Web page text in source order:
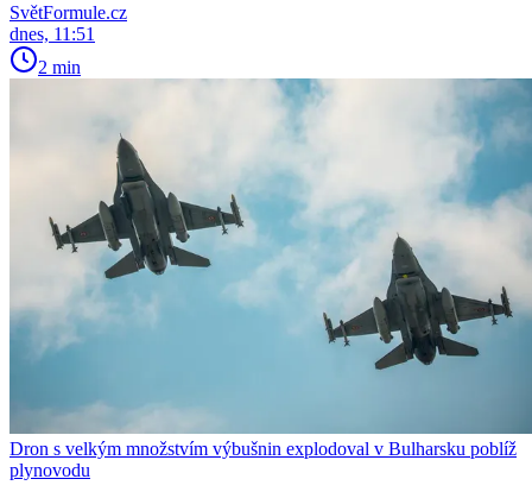
SvětFormule.cz
dnes, 11:51
2 min
Dron s velkým množstvím výbušnin explodoval v Bulharsku poblíž
plynovodu